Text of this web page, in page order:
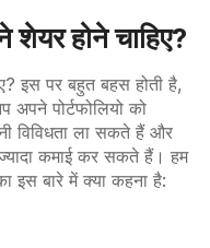
शेयर होने चाहिए?
इस पर बहुत बहस होती है,
पोर्टफोलियो को
विविधता ला सकते हैं और
कमाई कर सकते हैं। हम
इस बारे में क्या कहना है: